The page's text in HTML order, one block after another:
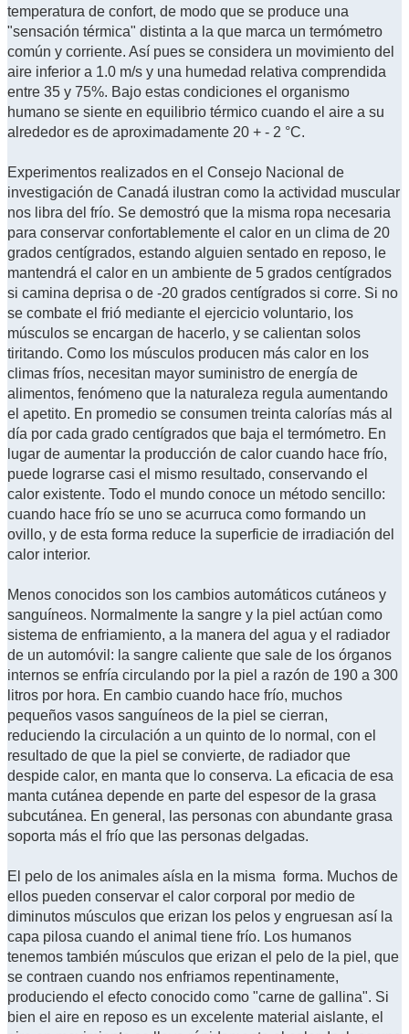
temperatura de confort, de modo que se produce una
"sensación térmica" distinta a la que marca un termómetro
común y corriente. Así pues se considera un movimiento del
aire inferior a 1.0 m/s y una humedad relativa comprendida
entre 35 y 75%. Bajo estas condiciones el organismo
humano se siente en equilibrio térmico cuando el aire a su
alrededor es de aproximadamente 20 + - 2 °C.
Experimentos realizados en el Consejo Nacional de
investigación de Canadá ilustran como la actividad muscular
nos libra del frío. Se demostró que la misma ropa necesaria
para conservar confortablemente el calor en un clima de 20
grados centígrados, estando alguien sentado en reposo, le
mantendrá el calor en un ambiente de 5 grados centígrados
si camina deprisa o de -20 grados centígrados si corre. Si no
se combate el frió mediante el ejercicio voluntario, los
músculos se encargan de hacerlo, y se calientan solos
tiritando. Como los músculos producen más calor en los
climas fríos, necesitan mayor suministro de energía de
alimentos, fenómeno que la naturaleza regula aumentando
el apetito. En promedio se consumen treinta calorías más al
día por cada grado centígrados que baja el termómetro. En
lugar de aumentar la producción de calor cuando hace frío,
puede lograrse casi el mismo resultado, conservando el
calor existente. Todo el mundo conoce un método sencillo:
cuando hace frío se uno se acurruca como formando un
ovillo, y de esta forma reduce la superficie de irradiación del
calor interior.
Menos conocidos son los cambios automáticos cutáneos y
sanguíneos. Normalmente la sangre y la piel actúan como
sistema de enfriamiento, a la manera del agua y el radiador
de un automóvil: la sangre caliente que sale de los órganos
internos se enfría circulando por la piel a razón de 190 a 300
litros por hora. En cambio cuando hace frío, muchos
pequeños vasos sanguíneos de la piel se cierran,
reduciendo la circulación a un quinto de lo normal, con el
resultado de que la piel se convierte, de radiador que
despide calor, en manta que lo conserva. La eficacia de esa
manta cutánea depende en parte del espesor de la grasa
subcutánea. En general, las personas con abundante grasa
soporta más el frío que las personas delgadas.
El pelo de los animales aísla en la misma forma. Muchos de
ellos pueden conservar el calor corporal por medio de
diminutos músculos que erizan los pelos y engruesan así la
capa pilosa cuando el animal tiene frío. Los humanos
tenemos también músculos que erizan el pelo de la piel, que
se contraen cuando nos enfriamos repentinamente,
produciendo el efecto conocido como "carne de gallina". Si
bien el aire en reposo es un excelente material aislante, el